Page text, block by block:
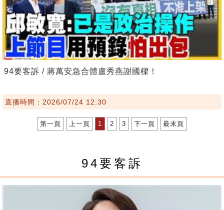
94要客訴 / 蔣萬安急合體盧秀燕謝國樑！
直播時間：2026/07/24 12:30
第一頁 上一頁 1 2 3 下一頁 最末頁
94要客訴